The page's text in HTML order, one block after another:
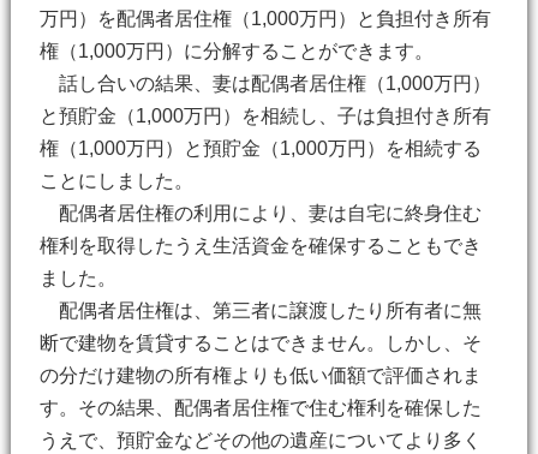
万円）を配偶者居住権（1,000万円）と負担付き所有
権（1,000万円）に分解することができます。
話し合いの結果、妻は配偶者居住権（1,000万円）
と預貯金（1,000万円）を相続し、子は負担付き所有
権（1,000万円）と預貯金（1,000万円）を相続する
ことにしました。
配偶者居住権の利用により、妻は自宅に終身住む
権利を取得したうえ生活資金を確保することもでき
ました。
配偶者居住権は、第三者に譲渡したり所有者に無
断で建物を賃貸することはできません。しかし、そ
の分だけ建物の所有権よりも低い価額で評価されま
す。その結果、配偶者居住権で住む権利を確保した
うえで、預貯金などその他の遺産についてより多く